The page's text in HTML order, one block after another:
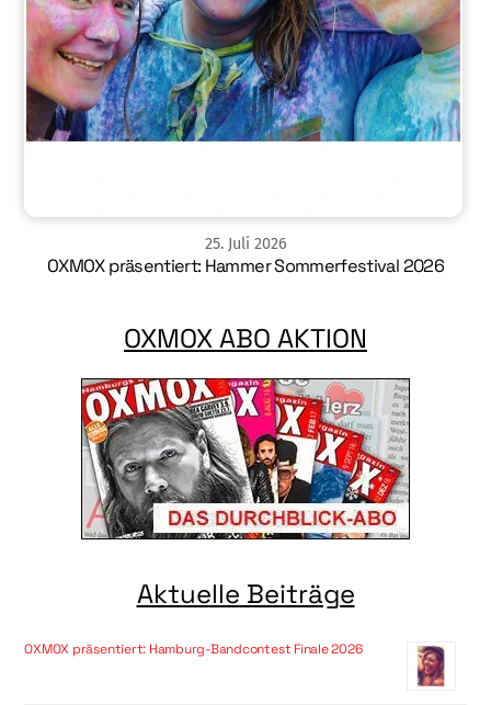
25. Juli 2026
OXMOX präsentiert: Hammer Sommerfestival 2026
OXMOX ABO AKTION
Aktuelle Beiträge
OXMOX präsentiert: Hamburg-Bandcontest Finale 2026